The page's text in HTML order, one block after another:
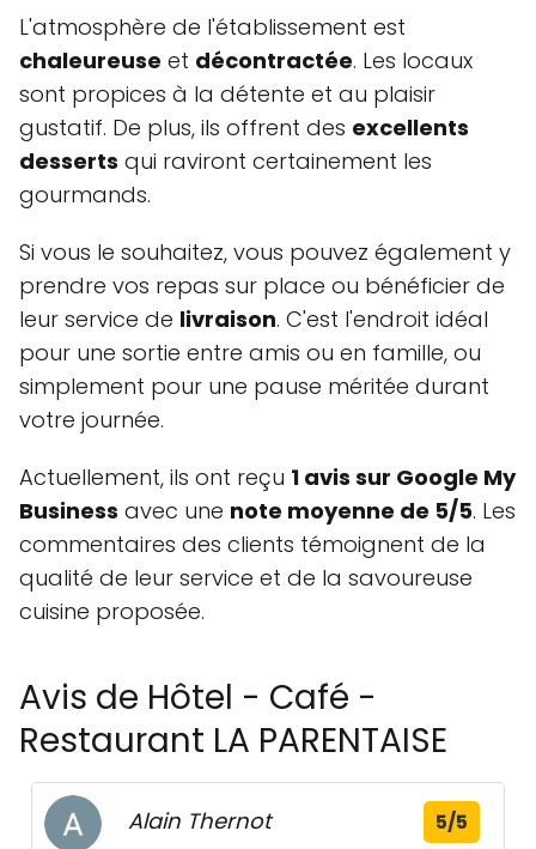
L'atmosphère de l'établissement est
chaleureuse et décontractée. Les locaux
sont propices à la détente et au plaisir
gustatif. De plus, ils offrent des excellents
desserts qui raviront certainement les
gourmands.
Si vous le souhaitez, vous pouvez également y
prendre vos repas sur place ou bénéficier de
leur service de livraison. C'est l'endroit idéal
pour une sortie entre amis ou en famille, ou
simplement pour une pause méritée durant
votre journée.
Actuellement, ils ont reçu 1 avis sur Google My
Business avec une note moyenne de 5/5. Les
commentaires des clients témoignent de la
qualité de leur service et de la savoureuse
cuisine proposée.
Avis de Hôtel - Café -
Restaurant LA PARENTAISE
Alain Thernot 5/5